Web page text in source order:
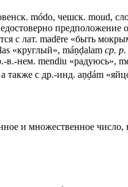
módo, чешск. moud,
предположение
с лат. madērе «быть
«круглый», máṇḍalam ср. р.
в.-нем. mendiu «радуюсь»,
также с др.-инд. aṇḍám
и множественное